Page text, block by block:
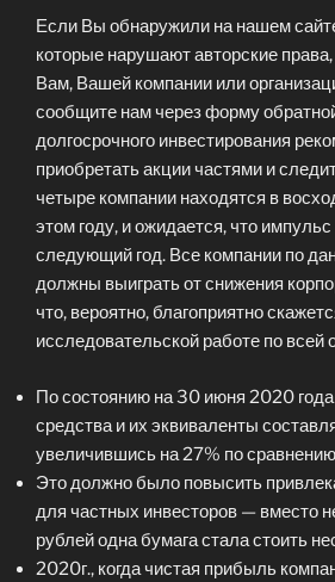
Если Вы обнаружили на нашем
которые нарушают авторские
Вам, Вашей компании или
сообщите нам через форму
долгосрочного инвестирования
приобретать акции частями и
четыре компании находятся в
этом году, и ожидается, что
следующий год. Все компании по
должны выиграть от снижения
что, вероятно, благоприятно
исследовательской работе по всей
По состоянию на 30 июня 2020
средства и их эквиваленты
увеличившись на 27% по
Это должно было повысить
для частных инвесторов — вместо
рублей одна бумага стала стоить
2020г., когда чистая прибыль